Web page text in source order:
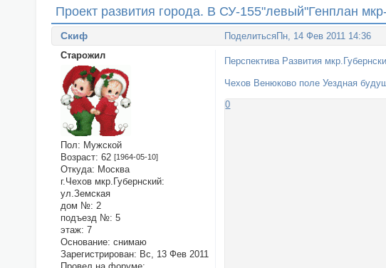
Проект развития города. В СУ-155"левый"Генплан
Поделиться Пн, 14 Фев 2011 14:36
Cкиф
Старожил
Пол: Мужской
Возраст: 62 [1964-05-10]
Откуда: Москва
г.Чехов мкр.Губернский:
ул.Земская
дом №: 2
подъезд №: 5
этаж: 7
Основание: снимаю
Зарегистрирован: Вс, 13 Фев 2011
Перспектива Развития
Чехов Венюково поле Уездная
0